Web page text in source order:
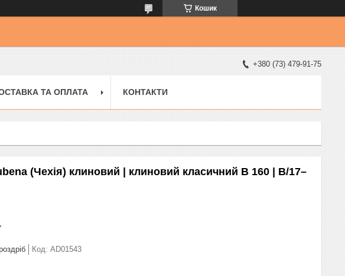
Кошик
+380 (73) 479-91-75
ТА ОПЛАТА КОНТАКТИ
(Чехія) клиновий | клиновий класичний B 160 | B/17–
Код: AD01543